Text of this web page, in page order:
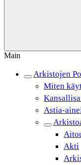
Main
Arkistojen
Miten
Astia-
Akti